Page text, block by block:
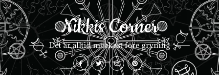
Nikkis Corner
Det är alltid mörkast före gryning